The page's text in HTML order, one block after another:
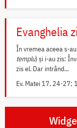
Evanghelia
În vremea aceea s-
templu) și i-au zis:
zis el. Dar intrând...
Ev. Matei 17, 24-27;